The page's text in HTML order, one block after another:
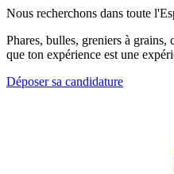
Nous recherchons dans toute
Phares, bulles, greniers à
que ton expérience est une
Déposer sa candidature